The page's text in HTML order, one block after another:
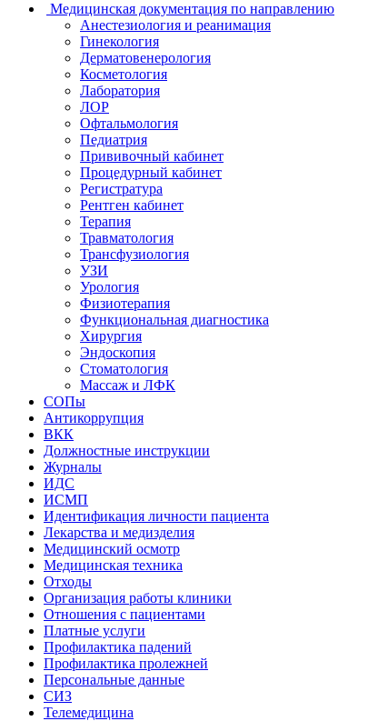
Медицинская документация по направлению
Анестезиология и реанимация
Гинекология
Дерматовенерология
Косметология
Лаборатория
ЛОР
Офтальмология
Педиатрия
Прививочный кабинет
Процедурный кабинет
Регистратура
Рентген кабинет
Терапия
Травматология
Трансфузиология
УЗИ
Урология
Физиотерапия
Функциональная диагностика
Хирургия
Эндоскопия
Стоматология
Массаж и ЛФК
СОПы
Антикоррупция
ВКК
Должностные инструкции
Журналы
ИДС
ИСМП
Идентификация личности пациента
Лекарства и медизделия
Медицинский осмотр
Медицинская техника
Отходы
Организация работы клиники
Отношения с пациентами
Платные услуги
Профилактика падений
Профилактика пролежней
Персональные данные
СИЗ
Телемедицина